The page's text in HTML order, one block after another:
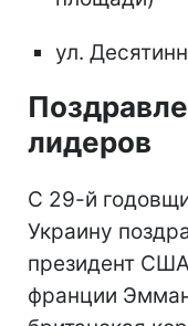
ул.
лидеров
С 29-й
Украину
президент
франции